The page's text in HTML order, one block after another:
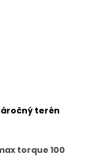
terén
torque 100